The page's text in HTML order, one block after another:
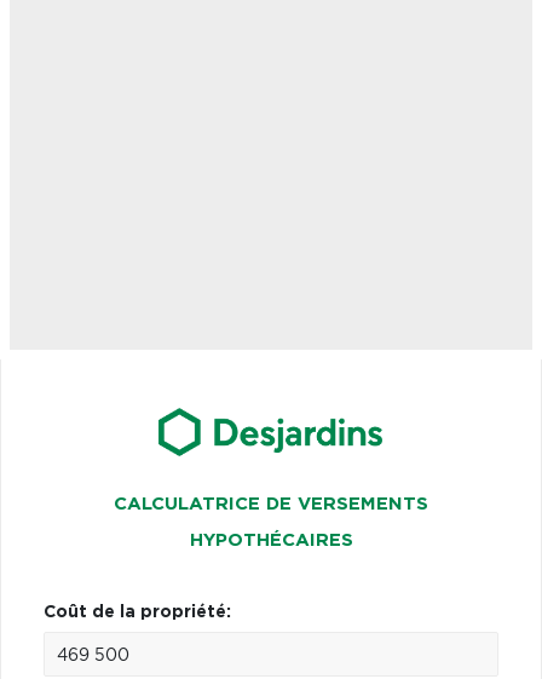
CALCULATRICE DE VERSEMENTS
HYPOTHÉCAIRES
Coût de la propriété: